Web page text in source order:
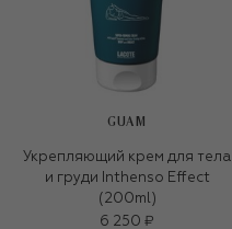
GUAM
Укрепляющий крем для тела
и груди Inthenso Effect
(200ml)
6 250 ₽